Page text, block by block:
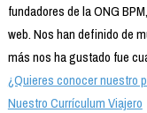
fundadores de la ONG
web. Nos han definido de
más nos ha gustado fue
¿Quieres conocer nuestro
Nuestro Currículum Viajero